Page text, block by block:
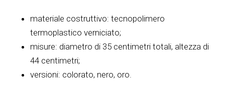
materiale costruttivo: tecnopolimero
termoplastico verniciato;
misure: diametro di 35 centimetri totali, altezza di
44 centimetri;
versioni: colorato, nero, oro.